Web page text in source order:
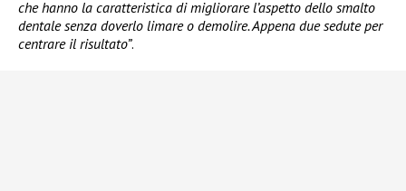
che hanno la caratteristica di migliorare l’aspetto dello smalto
dentale senza doverlo limare o demolire. Appena due sedute per
centrare il risultato”.